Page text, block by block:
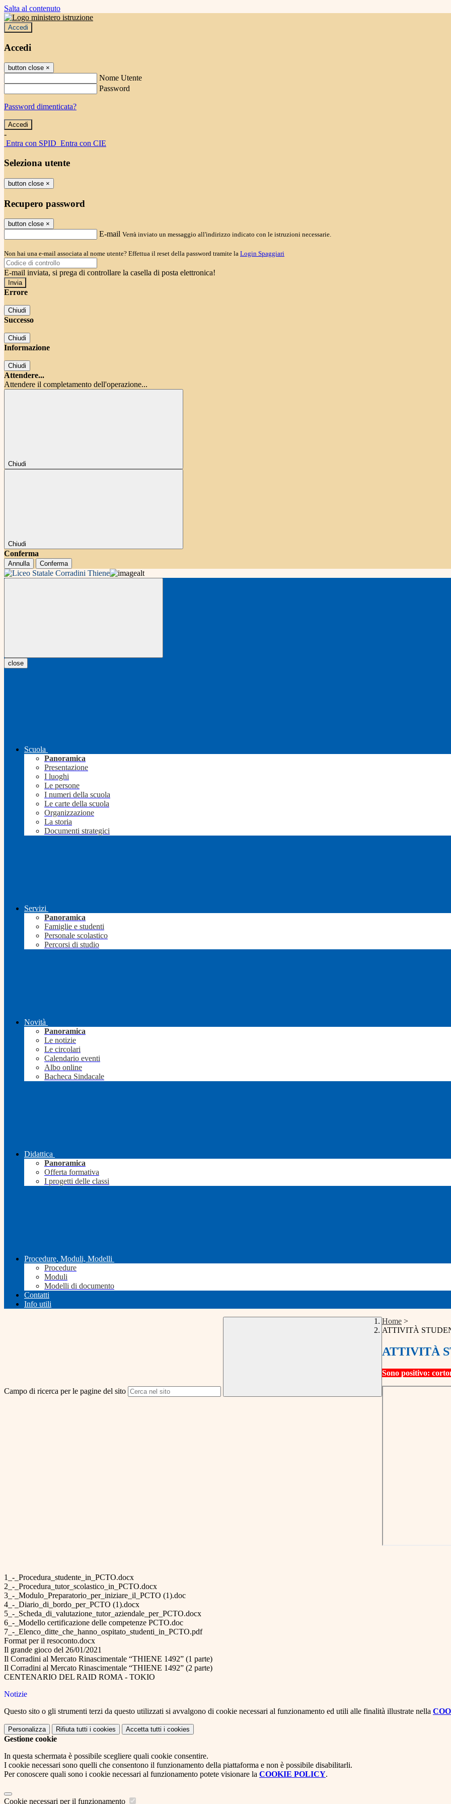
Salta al contenuto
Accedi
Accedi
button close ×
Nome Utente
Password
Password dimenticata?
-
Entra con SPID Entra con CIE
Seleziona utente
button close ×
Recupero password
button close ×
E-mail Verrà inviato un messaggio all'indirizzo indicato con le istruzioni necessarie.
Non hai una e-mail associata al nome utente? Effettua il reset della password tramite la Login Spaggiari
E-mail inviata, si prega di controllare la casella di posta elettronica!
Errore
Chiudi
Successo
Chiudi
Informazione
Chiudi
Attendere...
Attendere il completamento dell'operazione...
Chiudi
Chiudi
Conferma
Annulla Conferma
close
Scuola
Panoramica
Presentazione
I luoghi
Le persone
I numeri della scuola
Le carte della scuola
Organizzazione
La storia
Documenti strategici
Servizi
Panoramica
Famiglie e studenti
Personale scolastico
Percorsi di studio
Novità
Panoramica
Le notizie
Le circolari
Calendario eventi
Albo online
Bacheca Sindacale
Didattica
Panoramica
Offerta formativa
I progetti delle classi
Procedure, Moduli, Modelli
Procedure
Moduli
Modelli di documento
Contatti
Info utili
Campo di ricerca per le pagine del sito
Home >
ATTIVITÀ
ATTIVITÀ
Sono positivo:
1_-_Procedura_studente_in_PCTO.docx
2_-_Procedura_tutor_scolastico_in_PCTO.docx
3_-_Modulo_Preparatorio_per_iniziare_il_PCTO (1).doc
4_-_Diario_di_bordo_per_PCTO (1).docx
5_-_Scheda_di_valutazione_tutor_aziendale_per_PCTO.docx
6_-_Modello certificazione delle competenze PCTO.doc
7_-_Elenco_ditte_che_hanno_ospitato_studenti_in_PCTO.pdf
Format per il resoconto.docx
Il grande gioco del 26/01/2021
Il Corradini al Mercato Rinascimentale “THIENE 1492” (1 parte)
Il Corradini al Mercato Rinascimentale “THIENE 1492” (2 parte)
CENTENARIO DEL RAID ROMA - TOKIO
Notizie
Questo sito o gli strumenti terzi da questo utilizzati si avvalgono di cookie necessari al funzionamento ed utili alle finalità illustrate nella
Personalizza Rifiuta tutti i cookies Accetta tutti i cookies
Gestione cookie
In questa schermata è possibile scegliere quali cookie consentire.
I cookie necessari sono quelli che consentono il funzionamento della piattaforma e non è possibile disabilitarli.
Per conoscere quali sono i cookie necessari al funzionamento potete visionare la COOKIE POLICY.
Cookie necessari per il funzionamento